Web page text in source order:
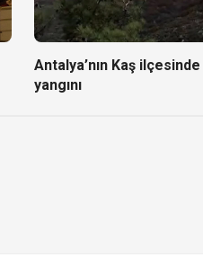
Antalya’nın Kaş
yangını